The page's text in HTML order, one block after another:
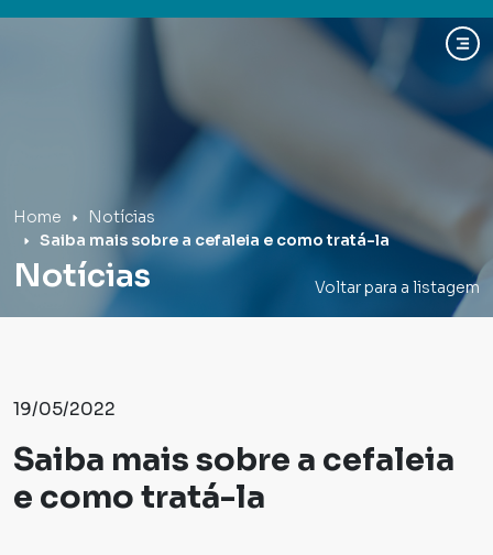
Home
Notícias
Saiba mais sobre a cefaleia e como tratá-la
Notícias Voltar para a listagem
19/05/2022
Saiba mais sobre a cefaleia
e como tratá-la